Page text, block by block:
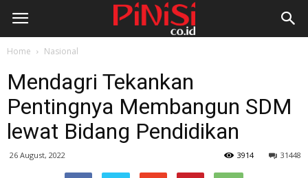
Home Nasional
Mendagri Tekankan
Pentingnya Membangun SDM
lewat Bidang Pendidikan
26 August, 2022 31448
3914